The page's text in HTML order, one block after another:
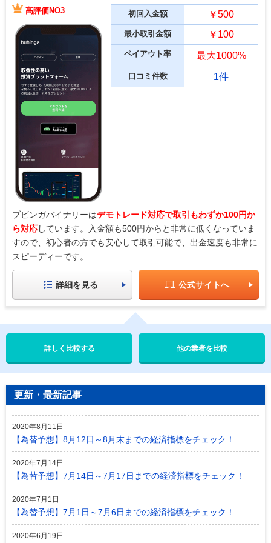
高評価NO3 初回入金額 ￥500
最小取引金額 ￥100
ペイアウト率 最大1000%
口コミ件数 1件
ブビンガバイナリーはデモトレード対応で取引もわずか100円か
ら対応しています。入金額も500円からと非常に低くなっていま
すので、初心者の方でも安心して取引可能で、出金速度も非常に
スピーディーです。
詳細を見る 公式サイトへ
他の業者を比較
更新・最新記事
2020年8月11日
【為替予想】8月12日～8月末までの経済指標をチェック！
2020年7月14日
【為替予想】7月14日～7月17日までの経済指標をチェック！
2020年7月1日
【為替予想】7月1日～7月6日までの経済指標をチェック！
2020年6月19日